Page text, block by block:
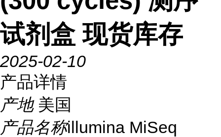
试剂盒 现货库存
2025-02-10
产品详情
产地 美国
产品名称illumina MiSeq